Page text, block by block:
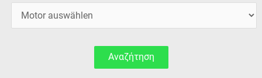
Αναζήτηση